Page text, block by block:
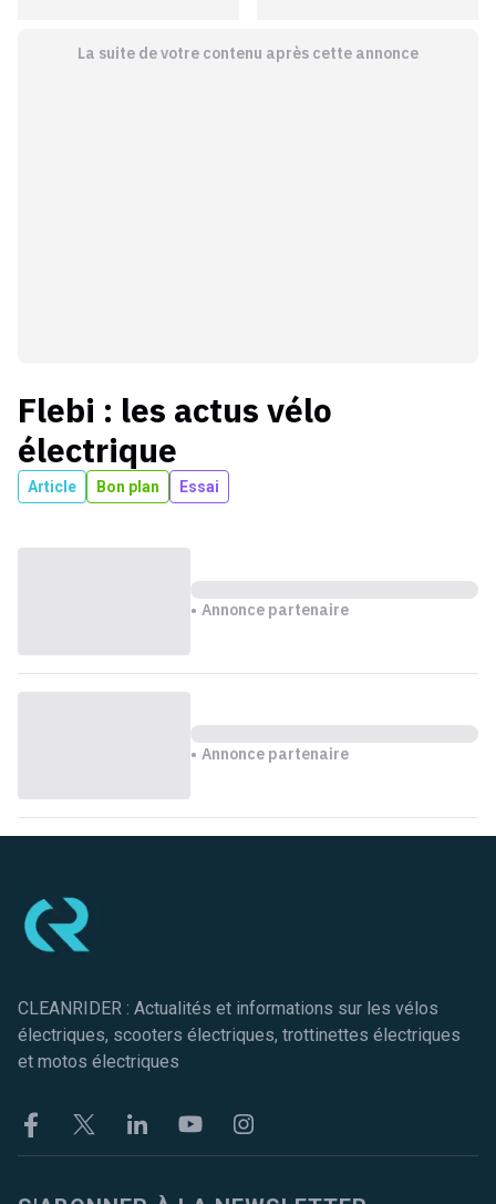
La suite de votre contenu après cette annonce
Flebi : les actus vélo
électrique
Article Bon plan Essai
Annonce partenaire
Annonce partenaire
CLEANRIDER : Actualités et informations sur les vélos
électriques, scooters électriques, trottinettes électriques
et motos électriques
FacebookTwitter LinkekinYoutubeInstagram